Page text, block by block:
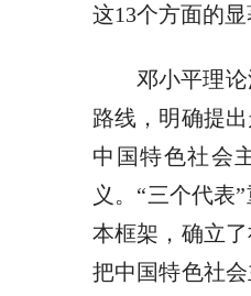
这13个方面的
邓小平理
路线，明确提
中国特色社会
义。“三个代表
本框架，确立
把中国特色社